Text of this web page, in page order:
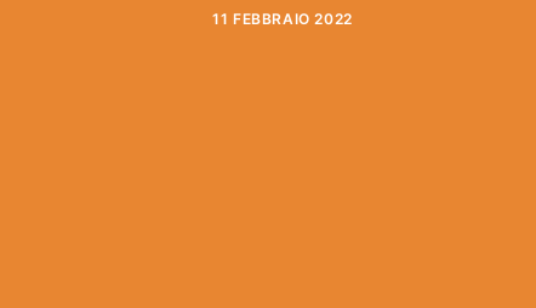
11 FEBBRAIO 2022